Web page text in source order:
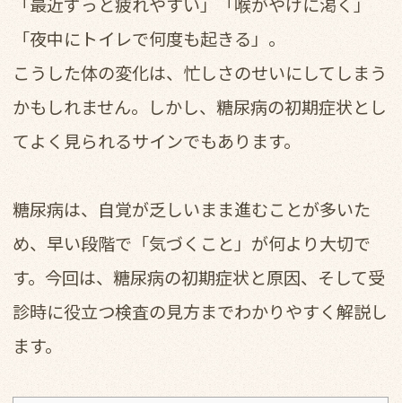
「夜中にトイレで何度も起きる」。
こうした体の変化は、忙しさのせいにしてしまう
かもしれません。しかし、糖尿病の初期症状とし
てよく見られるサインでもあります。
糖尿病は、自覚が乏しいまま進むことが多いた
め、早い段階で「気づくこと」が何より大切で
す。今回は、糖尿病の初期症状と原因、そして受
診時に役立つ検査の見方までわかりやすく解説し
ます。